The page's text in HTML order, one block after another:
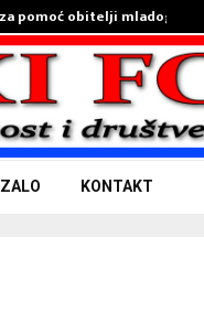
pomoć obitelji mladog…
KONTAKT